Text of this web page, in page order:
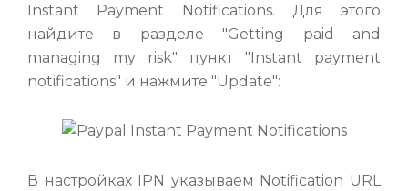
Instant Payment Notifications. Для этого
найдите в разделе "Getting paid and
managing my risk" пункт "Instant payment
notifications" и нажмите "Update":
В настройках IPN указываем Notification URL